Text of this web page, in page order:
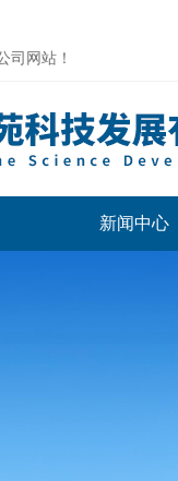
司网站！
新闻中心